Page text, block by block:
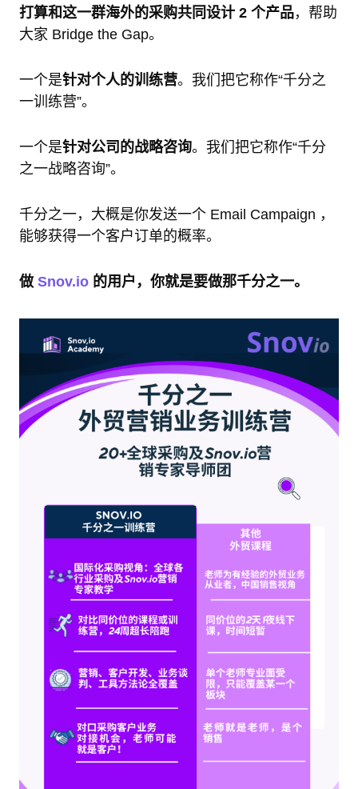
打算和这一群海外的采购共同设计 2 个产品，帮助
大家 Bridge the Gap。
一个是针对个人的训练营。我们把它称作“千分之
一训练营”。
一个是针对公司的战略咨询。我们把它称作“千分
之一战略咨询”。
千分之一，大概是你发送一个 Email Campaign ，
能够获得一个客户订单的概率。
做 Snov.io 的用户，你就是要做那千分之一。